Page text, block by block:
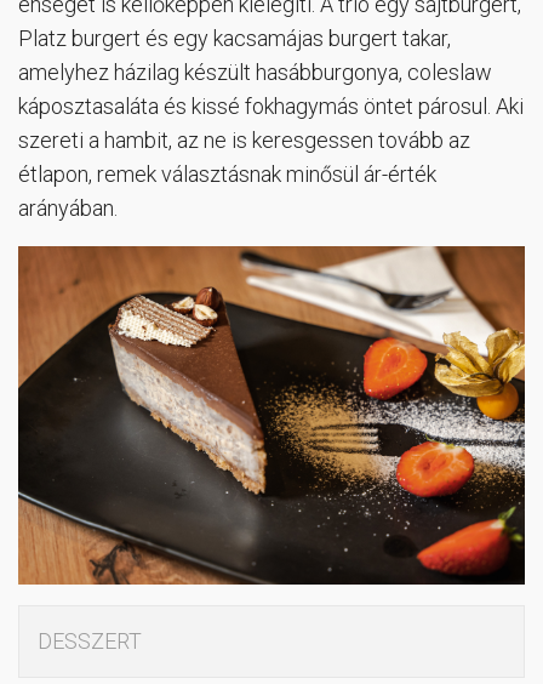
Platz burgert és egy kacsamájas burgert takar,
amelyhez házilag készült hasábburgonya, coleslaw
káposztasaláta és kissé fokhagymás öntet párosul. Aki
szereti a hambit, az ne is keresgessen tovább az
étlapon, remek választásnak minősül ár-érték
arányában.
DESSZERT